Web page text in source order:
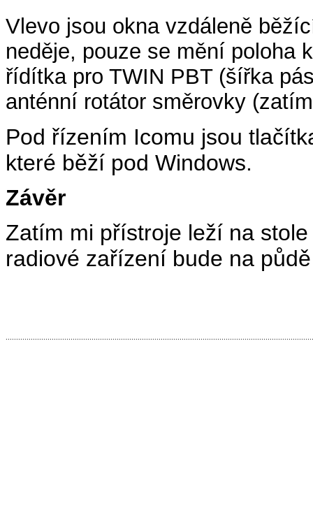
Vlevo jsou okna vzdáleně
neděje, pouze se mění poloha
řídítka pro TWIN PBT (šířka
anténní rotátor směrovky
Pod řízením Icomu jsou
které běží pod Windows.
Závěr
Zatím mi přístroje leží na
radiové zařízení bude na